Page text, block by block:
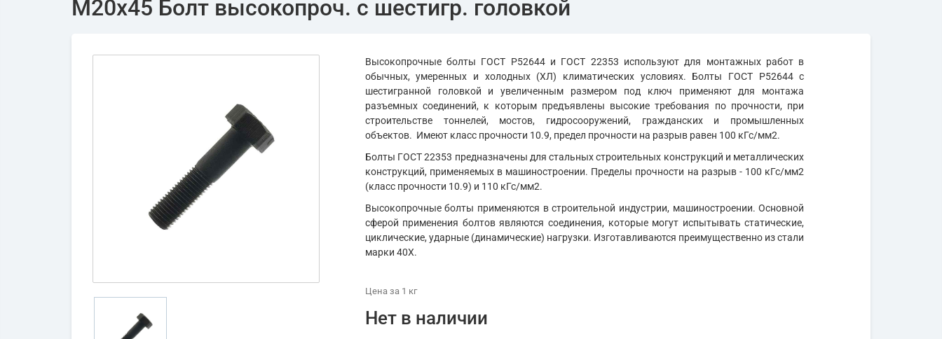
М20х45 Болт высокопроч. с шестигр. головкой
Высокопрочные болты ГОСТ Р52644 и ГОСТ 22353 используют для монтажных работ в
обычных, умеренных и холодных (ХЛ) климатических условиях. Болты ГОСТ Р52644 с
шестигранной головкой и увеличенным размером под ключ применяют для монтажа
разъемных соединений, к которым предъявлены высокие требования по прочности, при
строительстве тоннелей, мостов, гидросооружений, гражданских и промышленных
объектов. Имеют класс прочности 10.9, предел прочности на разрыв равен 100 кГс/мм2.
Болты ГОСТ 22353 предназначены для стальных строительных конструкций и металлических
конструкций, применяемых в машиностроении. Пределы прочности на разрыв - 100 кГс/мм2
(класс прочности 10.9) и 110 кГс/мм2.
Высокопрочные болты применяются в строительной индустрии, машиностроении. Основной
сферой применения болтов являются соединения, которые могут испытывать статические,
циклические, ударные (динамические) нагрузки. Изготавливаются преимущественно из стали
марки 40Х.
Цена за 1 кг
Нет в наличии